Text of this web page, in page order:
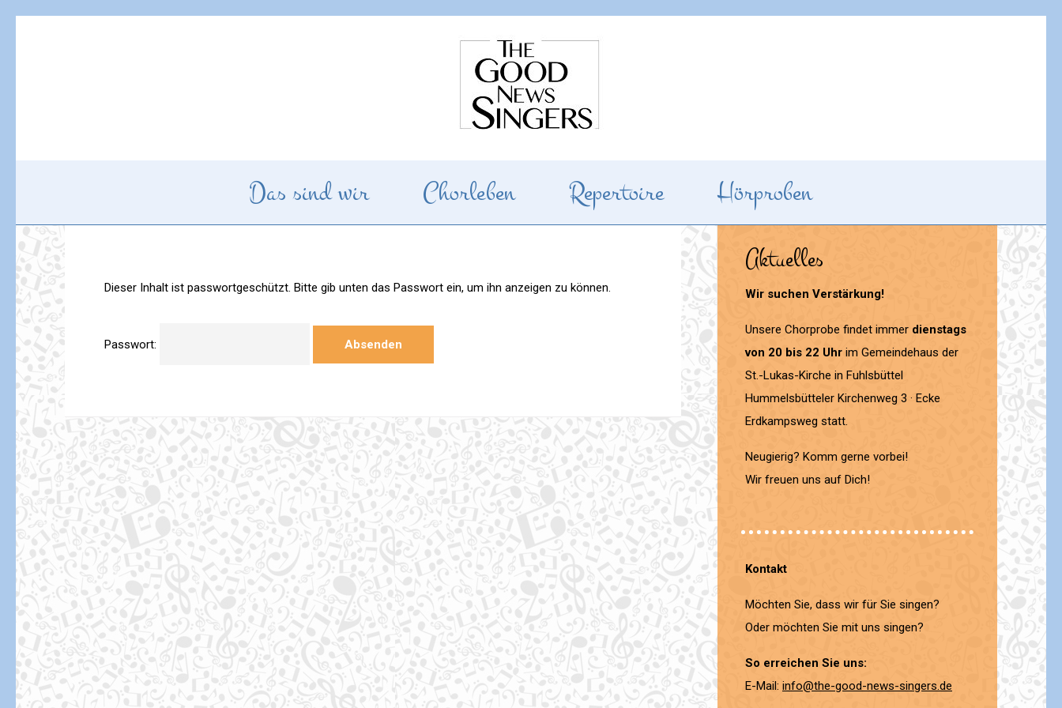
Das sind wir Chorleben Repertoire Hörproben
Dieser Inhalt ist passwortgeschützt. Bitte gib unten das Passwort ein, um ihn anzeigen zu können.
Passwort:
Aktuelles
Wir suchen Verstärkung!
Unsere Chorprobe findet immer dienstags
von 20 bis 22 Uhr im Gemeindehaus der
St.-Lukas-Kirche in Fuhlsbüttel
Hummelsbütteler Kirchenweg 3 · Ecke
Erdkampsweg statt.
Neugierig? Komm gerne vorbei!
Wir freuen uns auf Dich!
Kontakt
Möchten Sie, dass wir für Sie singen?
Oder möchten Sie mit uns singen?
So erreichen Sie uns:
E-Mail: info@the-good-news-singers.de